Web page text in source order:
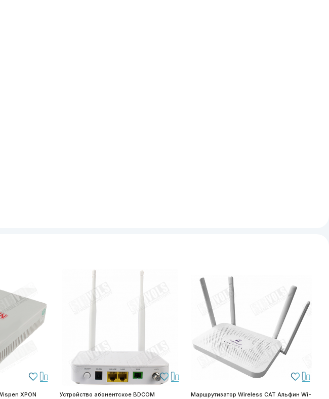
XPON
Устройство абонентское BDCOM
Маршрутизатор Wireless CAT Альфин Wi-